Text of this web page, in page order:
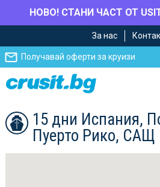
НОВО! СТАНИ ЧАСТ ОТ USIT
главното
съдържание
Навигацията
За нас
Получавай оферти за круизи
15 дни Испания,
Пуерто Рико, САЩ